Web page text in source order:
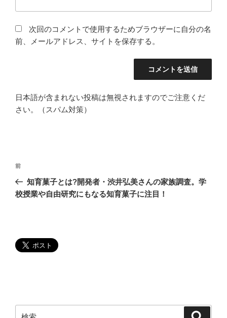
次回のコメントで使用するためブラウザーに自分の名
前、メールアドレス、サイトを保存する。
日本語が含まれない投稿は無視されますのでご注意くだ
さい。（スパム対策）
投
ナ
シ
過
去
の
前
知育菓子とは?開発者・渋井弘美さんの家族調査。学
校授業や自由研究にもなる知育菓子に注目！